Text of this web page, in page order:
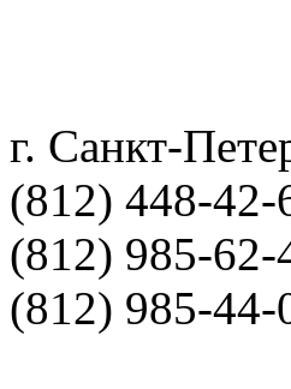
г. Санкт-
(812) 448-42-
(812) 985-62-
(812) 985-44-